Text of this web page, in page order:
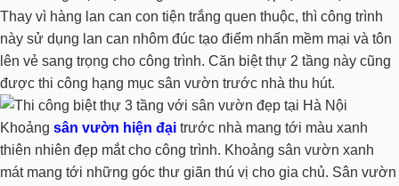
Thay vì hàng lan can con tiện trắng quen thuộc, thì công trình
này sử dụng lan can nhôm đúc tạo điểm nhấn mềm mại và tôn
lên vẻ sang trọng cho công trình. Căn biệt thự 2 tầng này cũng
được thi công hạng mục sân vườn trước nhà thu hút.
Khoảng sân vườn hiện đại trước nhà mang tới màu xanh
thiên nhiên đẹp mắt cho công trình. Khoảng sân vườn xanh
mát mang tới những góc thư giãn thú vị cho gia chủ. Sân vườn